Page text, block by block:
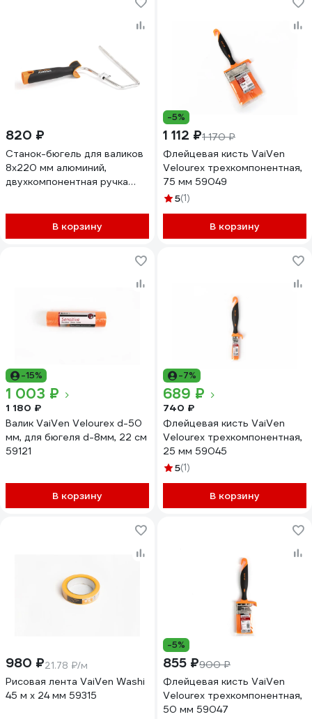
820 ₽
Станок-бюгель для валиков
8х220 мм алюминий,
двухкомпонентная ручка
В корзину
-5%
1 112 ₽1 170 ₽
Флейцевая кисть VaiVen
Velourex трехкомпонентная,
75 мм 59049
5(1)
В корзину
-15%
1 003 ₽
1 180 ₽
Валик VaiVen Velourex d-50
мм, для бюгеля d-8мм, 22 см
59121
В корзину
-7%
689 ₽
740 ₽
Флейцевая кисть VaiVen
Velourex трехкомпонентная,
25 мм 59045
5(1)
В корзину
980 ₽21.78 ₽/м
Рисовая лента VaiVen Washi
45 м х 24 мм 59315
-5%
855 ₽900 ₽
Флейцевая кисть VaiVen
Velourex трехкомпонентная,
50 мм 59047